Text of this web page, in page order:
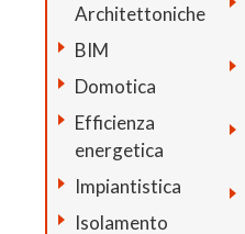
Architettoniche
BIM
Domotica
Efficienza
energetica
Impiantistica
Isolamento